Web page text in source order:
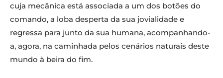
cuja mecânica está associada a um dos botões do
comando, a loba desperta da sua jovialidade e
regressa para junto da sua humana, acompanhando-
a, agora, na caminhada pelos cenários naturais deste
mundo à beira do fim.